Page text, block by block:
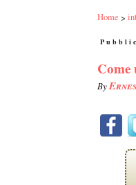
Home
By